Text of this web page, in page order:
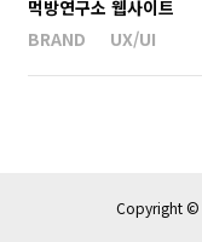
먹방연구소 웹사이트
BRAND
UX/UI
Copyright ©